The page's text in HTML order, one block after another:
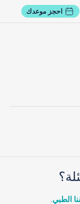
احجز موعدك
الطبي